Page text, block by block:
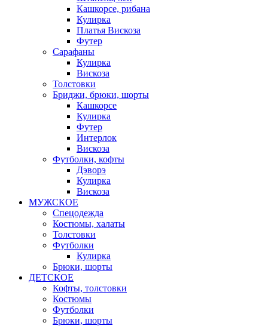
Кашкорсе, рибана
Кулирка
Платья Вискоза
Футер
Сарафаны
Кулирка
Вискоза
Толстовки
Бриджи, брюки, шорты
Кашкорсе
Кулирка
Футер
Интерлок
Вискоза
Футболки, кофты
Дэворэ
Кулирка
Вискоза
МУЖСКОЕ
Спецодежда
Костюмы, халаты
Толстовки
Футболки
Кулирка
Брюки, шорты
ДЕТСКОЕ
Кофты, толстовки
Костюмы
Футболки
Брюки, шорты